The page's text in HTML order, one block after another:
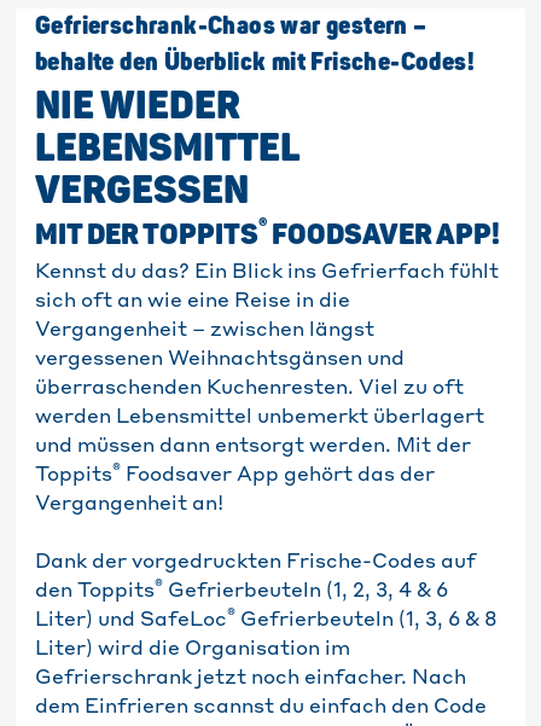
Gefrierschrank-Chaos war gestern –
behalte den Überblick mit Frische-Codes!
NIE WIEDER
LEBENSMITTEL
VERGESSEN
MIT DER TOPPITS® FOODSAVER APP!
Kennst du das? Ein Blick ins Gefrierfach fühlt
sich oft an wie eine Reise in die
Vergangenheit – zwischen längst
vergessenen Weihnachtsgänsen und
überraschenden Kuchenresten. Viel zu oft
werden Lebensmittel unbemerkt überlagert
und müssen dann entsorgt werden. Mit der
Toppits® Foodsaver App gehört das der
Vergangenheit an!
Dank der vorgedruckten Frische-Codes auf
den Toppits® Gefrierbeuteln (1, 2, 3, 4 & 6
Liter) und SafeLoc® Gefrierbeuteln (1, 3, 6 & 8
Liter) wird die Organisation im
Gefrierschrank jetzt noch einfacher. Nach
dem Einfrieren scannst du einfach den Code